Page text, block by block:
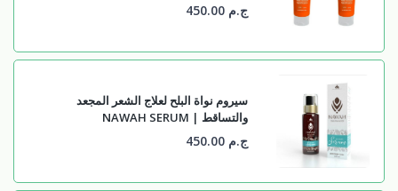
ج.م 450.00
سيروم نواة البلح لعلاج الشعر المجعد
والتساقط | NAWAH SERUM
ج.م 450.00